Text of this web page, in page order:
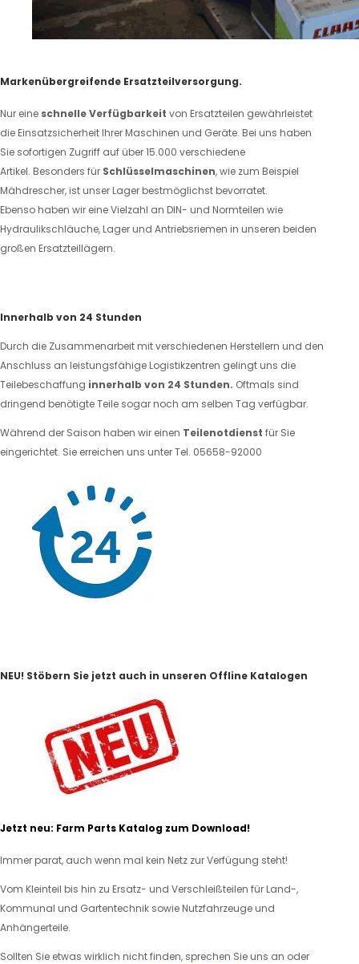
Markenübergreifende Ersatzteilversorgung.
Nur eine schnelle Verfügbarkeit von Ersatzteilen gewährleistet
die Einsatzsicherheit Ihrer Maschinen und Geräte. Bei uns haben
Sie sofortigen Zugriff auf über 15.000 verschiedene
Artikel. Besonders für Schlüsselmaschinen, wie zum Beispiel
Mähdrescher, ist unser Lager bestmöglichst bevorratet.
Ebenso haben wir eine Vielzahl an DIN- und Normteilen wie
Hydraulikschläuche, Lager und Antriebsriemen in unseren beiden
großen Ersatzteillägern.
Innerhalb von 24 Stunden
Durch die Zusammenarbeit mit verschiedenen Herstellern und den
Anschluss an leistungsfähige Logistikzentren gelingt uns die
Teilebeschaffung innerhalb von 24 Stunden. Oftmals sind
dringend benötigte Teile sogar noch am selben Tag verfügbar.
Während der Saison haben wir einen Teilenotdienst für Sie
eingerichtet. Sie erreichen uns unter Tel. 05658-92000
NEU! Stöbern Sie jetzt auch in unseren Offline Katalogen
Jetzt neu: Farm Parts Katalog zum Download!
Immer parat, auch wenn mal kein Netz zur Verfügung steht!
Vom Kleinteil bis hin zu Ersatz- und Verschleißteilen für Land-,
Kommunal und Gartentechnik sowie Nutzfahrzeuge und
Anhängerteile.
Sollten Sie etwas wirklich nicht finden, sprechen Sie uns an oder